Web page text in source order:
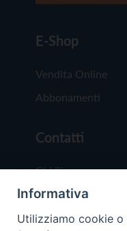
E-Shop
Vendita Online
Abbonamenti
Contatti
Chi Siamo
Redazione
Scrivici
Informativa
Utilizziamo cookie